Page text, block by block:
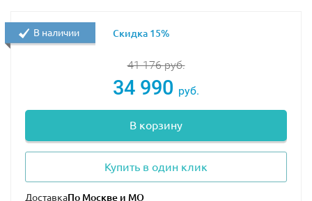
41 176руб.
34 990 руб.
В корзину
Купить в один клик
Доставка
В наличии Скидка 15%